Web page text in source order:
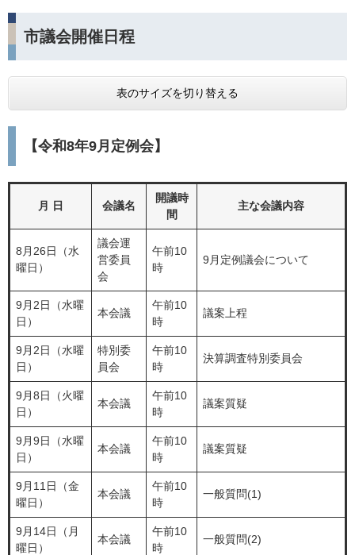
市議会開催日程
表のサイズを切り替える
【令和8年9月定例会】
月 日 会議名
開議時
間
主な会議内容
8月26日（水
曜日）
議会運
営委員
会
午前10
時
9月定例議会について
9月2日（水曜
日）
本会議
午前10
時
議案上程
9月2日（水曜
日）
特別委
員会
午前10
時
​決算調査特別委員会
9月8日（火曜
日）
本会議
午前10
時
議案質疑
9月9日（水曜
日）
本会議
午前10
時
議案質疑
9月11日（金
曜日）
本会議
午前10
時
一般質問(1)
9月14日（月
曜日）
本会議
午前10
時
​​一般質問(2)